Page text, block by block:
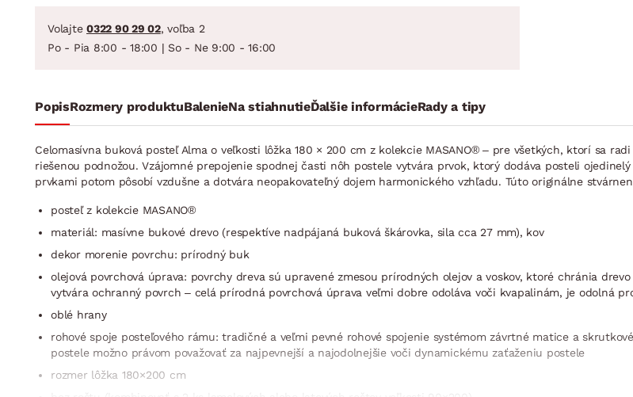
Volajte 0322 90 29 02, voľba 2
Po - Pia 8:00 - 18:00 | So - Ne 9:00 - 16:00
PopisRozmery produktuBalenieNa stiahnutieĎalšie informácieRady a tipy
Celomasívna buková posteľ Alma o veľkosti lôžka 180 × 200 cm z kolekcie MASANO® – pre všetkých, ktorí sa
riešenou podnožou. Vzájomné prepojenie spodnej časti nôh postele vytvára prvok, ktorý dodáva posteli
prvkami potom pôsobí vzdušne a dotvára neopakovateľný dojem harmonického vzhľadu. Túto originálne
posteľ z kolekcie MASANO®
materiál: masívne bukové drevo (respektíve nadpájaná buková škárovka, sila cca 27 mm), kov
dekor morenie povrchu: prírodný buk
olejová povrchová úprava: povrchy dreva sú upravené zmesou prírodných olejov a voskov, ktoré chránia
vytvára ochranný povrch – celá prírodná povrchová úprava veľmi dobre odoláva voči kvapalinám, je odolná
oblé hrany
rohové spoje posteľového rámu: tradičné a veľmi pevné rohové spojenie systémom závrtné matice a
postele možno právom považovať za najpevnejší a najodolnejšie voči dynamickému zaťaženiu postele
rozmer lôžka 180×200 cm